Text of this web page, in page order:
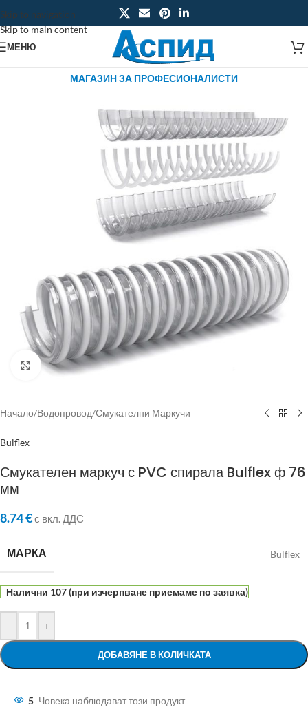
Skip to navigation
Skip to main content
МЕНЮ
МАГАЗИН ЗА ПРОФЕСИОНАЛИСТИ
Click to enlarge
Начало/Водопровод/Смукателни Маркучи
Bulflex
Смукателен маркуч с PVC спирала Bulflex ф 76
мм
8.74€с вкл. ДДС
МАРКА Bulflex
Налични 107 (при изчерпване приемаме по заявка)
- +
ДОБАВЯНЕ В КОЛИЧКАТА
5 Човека наблюдават този продукт